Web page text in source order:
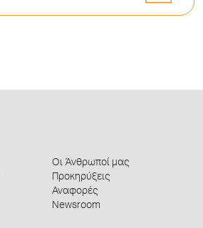
Οι Άνθρωποί μας
Προκηρύξεις
Αναφορές
Newsroom